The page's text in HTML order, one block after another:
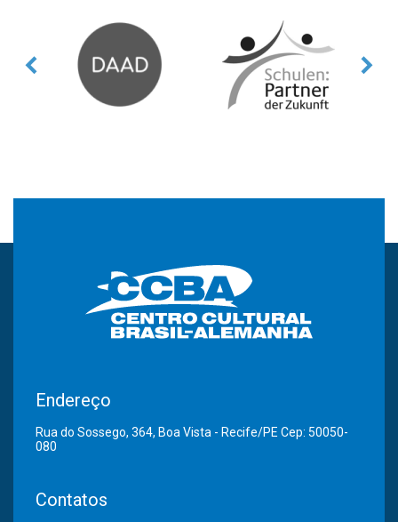
Endereço
Rua do Sossego, 364, Boa Vista - Recife/PE Cep: 50050-
080
Contatos